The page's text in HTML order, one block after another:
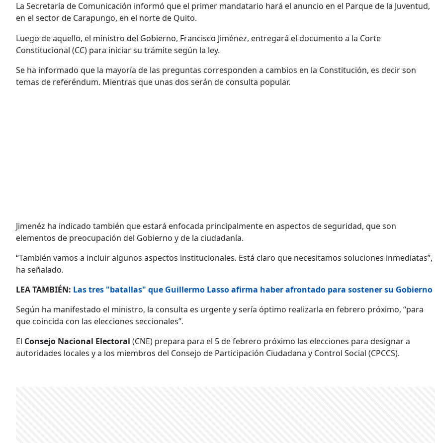
La Secretaría de Comunicación informó que el primer mandatario hará el anuncio en el Parque de la Juventud,
en el sector de Carapungo, en el norte de Quito.
Luego de aquello, el ministro del Gobierno, Francisco Jiménez, entregará el documento a la Corte
Constitucional (CC) para iniciar su trámite según la ley.
Se ha informado que la mayoría de las preguntas corresponden a cambios en la Constitución, es decir son
temas de referéndum. Mientras que unas dos serán de consulta popular.
Jimenéz ha indicado también que estará enfocada principalmente en aspectos de seguridad, que son
elementos de preocupación del Gobierno y de la ciudadanía.
“También vamos a incluir algunos aspectos institucionales. Está claro que necesitamos soluciones inmediatas”,
ha señalado.
LEA TAMBIÉN: Las tres "batallas" que Guillermo Lasso afirma haber afrontado para sostener su Gobierno
Según ha manifestado el ministro, la consulta es urgente y sería óptimo realizarla en febrero próximo, “para
que coincida con las elecciones seccionales”.
El Consejo Nacional Electoral (CNE) prepara para el 5 de febrero próximo las elecciones para designar a
autoridades locales y a los miembros del Consejo de Participación Ciudadana y Control Social (CPCCS).